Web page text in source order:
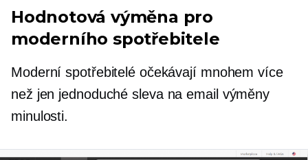
Hodnotová výměna pro
moderního spotřebitele
Moderní spotřebitelé očekávají mnohem více
než jen jednoduchésleva na emailvýměny
minulosti.